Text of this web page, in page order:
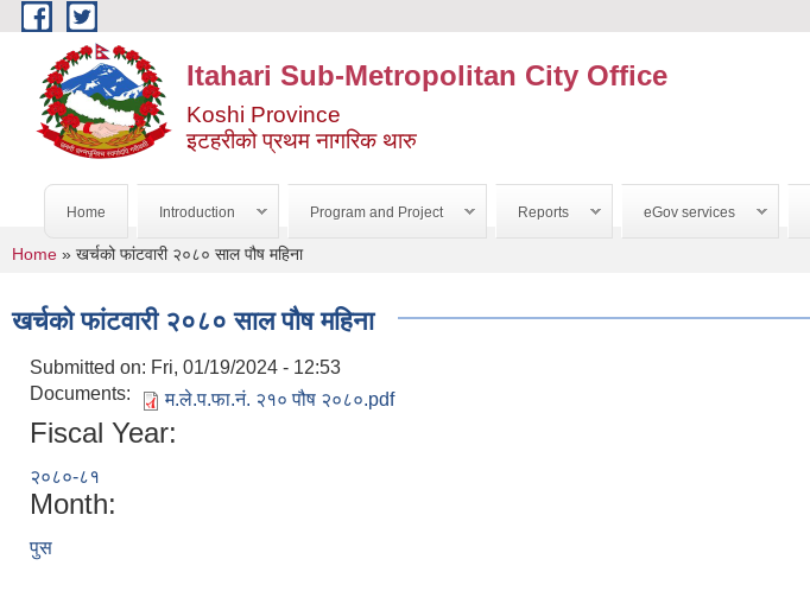
Skip to main content
Itahari Sub-Metropolitan City Office
Koshi Province
इटहरीको प्रथम नागरिक थारु
Home Introduction Program and Project Reports eGov services
You are here
Home » खर्चको फांटवारी २०८० साल पौष महिना
खर्चको फांटवारी २०८० साल पौष महिना
Submitted on: Fri, 01/19/2024 - 12:53
Documents:
म.ले.प.फा.नं. २१० पौष २०८०.pdf
Fiscal Year:
२०८०-८१
Month:
पुस